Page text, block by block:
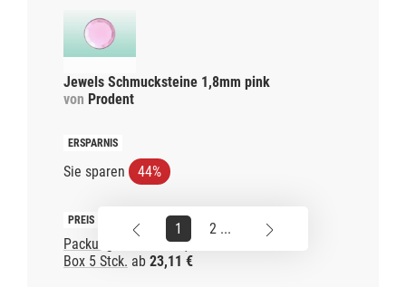
Jewels Schmucksteine 1,8mm pink
von Prodent
Sie sparen 44%
Packung 1 Stck. ab9,56 €
Box 5 Stck. ab 23,11 €
1 2 ...